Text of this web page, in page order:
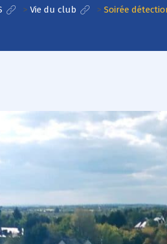
> Vie du club > Soirée